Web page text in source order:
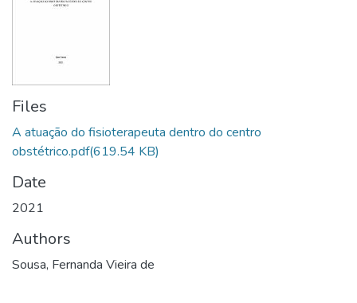
Files
A atuação do fisioterapeuta dentro do centro
obstétrico.pdf(619.54 KB)
Date
2021
Authors
Sousa, Fernanda Vieira de